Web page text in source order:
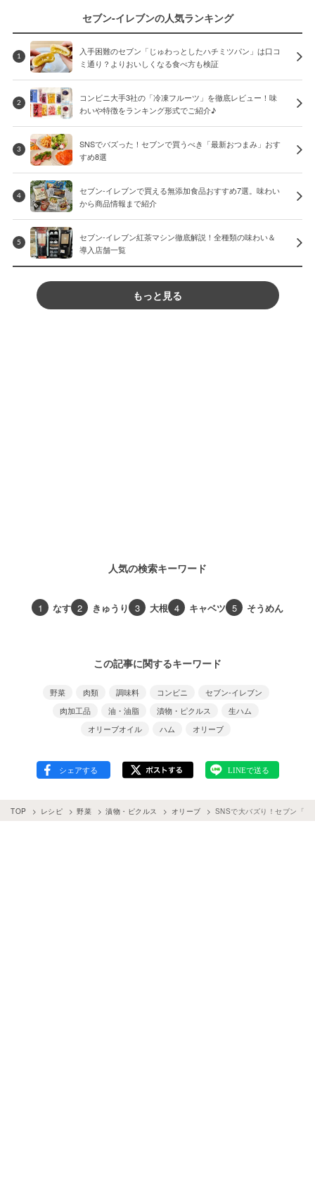
セブン-イレブンの人気ランキング
1
入手困難のセブン「じゅわっとしたハチミツパン」は口コ
ミ通り？よりおいしくなる食べ方も検証
2
コンビニ大手3社の「冷凍フルーツ」を徹底レビュー！味
わいや特徴をランキング形式でご紹介♪
3
SNSでバズった！セブンで買うべき「最新おつまみ」おす
すめ8選
4
セブン-イレブンで買える無添加食品おすすめ7選。味わい
から商品情報まで紹介
5
セブン-イレブン紅茶マシン徹底解説！全種類の味わい＆
導入店舗一覧
もっと見る
人気の検索キーワード
1 なす 2 きゅうり 3 大根 4 キャベツ 5 そうめん
この記事に関するキーワード
野菜 肉類 調味料 コンビニ
セブン-イレブン
肉加工品
油・油脂 漬物・ピクルス
生ハム
オリーブオイル
ハム オリーブ
TOP レシピ 野菜 漬物・ピクルス オリーブ SNSで大バズり！セブン「